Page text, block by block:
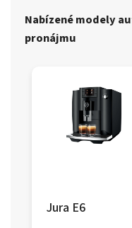
Nabízené modely
pronájmu
Jura E6